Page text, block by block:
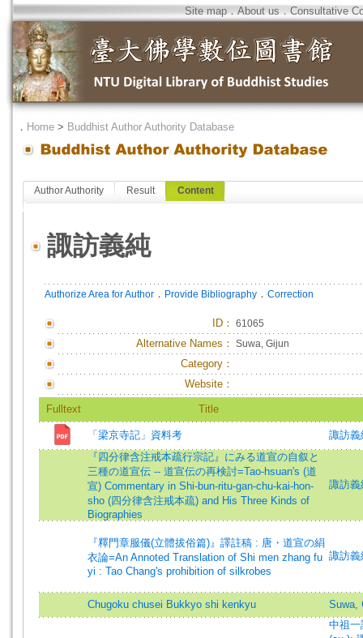
Site map．About us．Consultative
． Home > Buddhist Author Authority Database
Author Authority Result Content
諏訪義純
Authorize Area for Author ． Provide Bibliography ． Correction
ID ： 61065
Alternative Names： Suwa, Gijun
Category：
Website：
Fulltext Title
「梁京寺記」資料考
諏訪義
『四分律含注戒本疏行宗記』にみる道宣の自叙と
三種の道宣伝 -- 道宣伝の再検討=Tao-hsuan's (道
宣) Commentary in Shi-bun-ritu-gan-chu-kai-hon-
sho (四分律含注戒本疏) and His Three Kinds of
Biographies
諏訪義
『釋門章服儀(立體拔俗篇)』譯註稿 : 唐・道宣の絹
衣論=An Annoted Translation of Shi men zhang fu
yi : Tao Chang's prohibition of silkrobes
諏訪義
Chugoku chusei Bukkyo shi kenkyu Suwa,
中祖